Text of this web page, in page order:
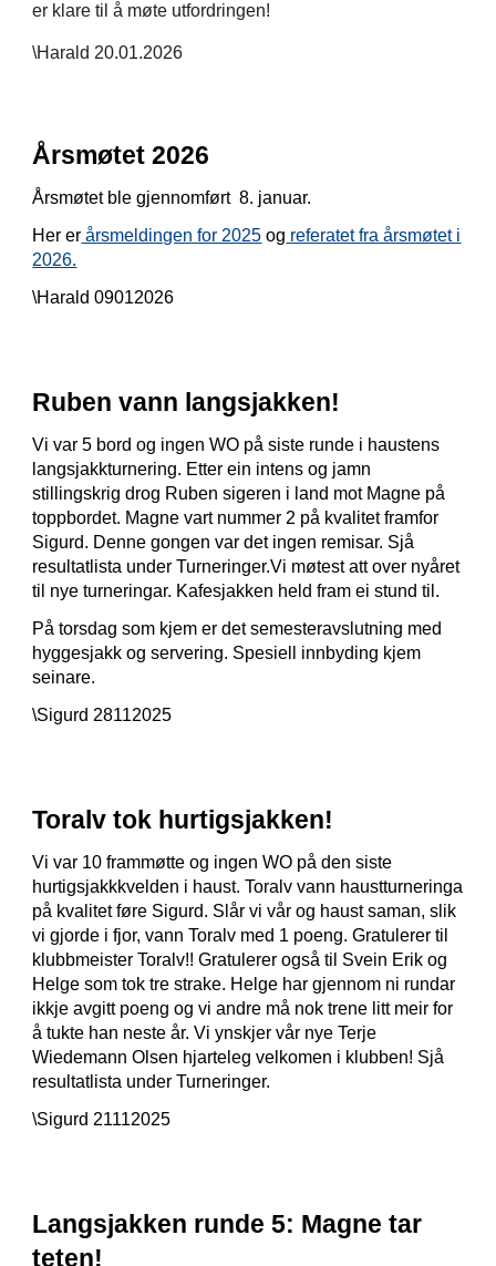
er klare til å møte utfordringen!
\Harald 20.01.2026
Årsmøtet 2026
Årsmøtet ble gjennomført 8. januar.
Her er årsmeldingen for 2025 og referatet fra årsmøtet i
2026.
\Harald 09012026
Ruben vann langsjakken!
Vi var 5 bord og ingen WO på siste runde i haustens
langsjakkturnering. Etter ein intens og jamn
stillingskrig drog Ruben sigeren i land mot Magne på
toppbordet. Magne vart nummer 2 på kvalitet framfor
Sigurd. Denne gongen var det ingen remisar. Sjå
resultatlista under Turneringer.Vi møtest att over nyåret
til nye turneringar. Kafesjakken held fram ei stund til.
På torsdag som kjem er det semesteravslutning med
hyggesjakk og servering. Spesiell innbyding kjem
seinare.
\Sigurd 28112025
Toralv tok hurtigsjakken!
Vi var 10 frammøtte og ingen WO på den siste
hurtigsjakkkvelden i haust. Toralv vann haustturneringa
på kvalitet føre Sigurd. Slår vi vår og haust saman, slik
vi gjorde i fjor, vann Toralv med 1 poeng. Gratulerer til
klubbmeister Toralv!! Gratulerer også til Svein Erik og
Helge som tok tre strake. Helge har gjennom ni rundar
ikkje avgitt poeng og vi andre må nok trene litt meir for
å tukte han neste år. Vi ynskjer vår nye Terje
Wiedemann Olsen hjarteleg velkomen i klubben! Sjå
resultatlista under Turneringer.
\Sigurd 21112025
Langsjakken runde 5: Magne tar
teten!